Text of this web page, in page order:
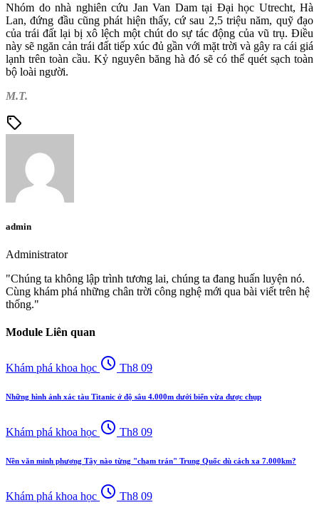
Nhóm do nhà nghiên cứu Jan Van Dam tại Đại học Utrecht, Hà
Lan, đứng đầu cũng phát hiện thấy, cứ sau 2,5 triệu năm, quỹ đạo
của trái đất lại bị xô lệch một chút do sự tác động của vũ trụ. Điều
này sẽ ngăn cản trái đất tiếp xúc đủ gần với mặt trời và gây ra cái giá
lạnh trên toàn cầu. Kỷ nguyên băng hà đó sẽ có thể quét sạch toàn
bộ loài người.
M.T.
sell
admin
Administrator
"Chúng ta không lập trình tương lai, chúng ta đang huấn luyện nó.
Cùng khám phá những chân trời công nghệ mới qua bài viết trên hệ
thống."
Module Liên quan
Khám phá khoa học schedule Th8 09
Những hình ảnh xác tàu Titanic ở độ sâu 4.000m dưới biển vừa được chụp
Khám phá khoa học schedule Th8 09
Nền văn minh phương Tây nào từng "chạm trán" Trung Quốc dù cách xa 7.000km?
Khám phá khoa học schedule Th8 09